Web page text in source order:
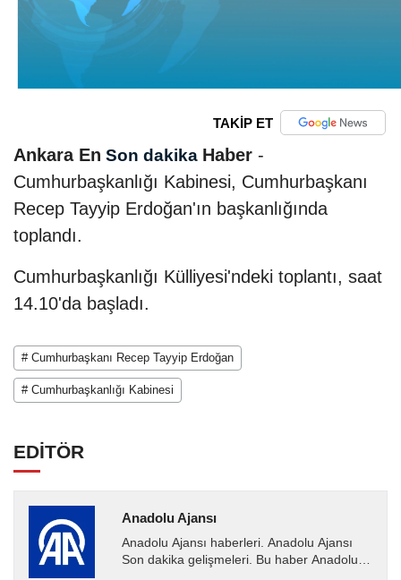
TAKİP ET
Ankara En Son dakika Haber -
Cumhurbaşkanlığı Kabinesi, Cumhurbaşkanı
Recep Tayyip Erdoğan'ın başkanlığında
toplandı.
Cumhurbaşkanlığı Külliyesi'ndeki toplantı, saat
14.10'da başladı.
# Cumhurbaşkanı Recep Tayyip Erdoğan
# Cumhurbaşkanlığı Kabinesi
EDİTÖR
Anadolu Ajansı
Anadolu Ajansı haberleri. Anadolu Ajansı
Son dakika gelişmeleri. Bu haber Anadolu